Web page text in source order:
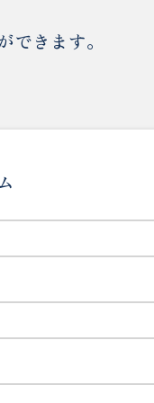
きます。​